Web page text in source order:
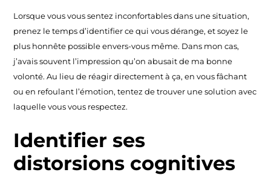
Lorsque vous vous sentez inconfortables dans une situation,
prenez le temps d’identifier ce qui vous dérange, et soyez le
plus honnête possible envers-vous même. Dans mon cas,
j’avais souvent l’impression qu’on abusait de ma bonne
volonté. Au lieu de réagir directement à ça, en vous fâchant
ou en refoulant l’émotion, tentez de trouver une solution avec
laquelle vous vous respectez.
Identifier ses
distorsions cognitives